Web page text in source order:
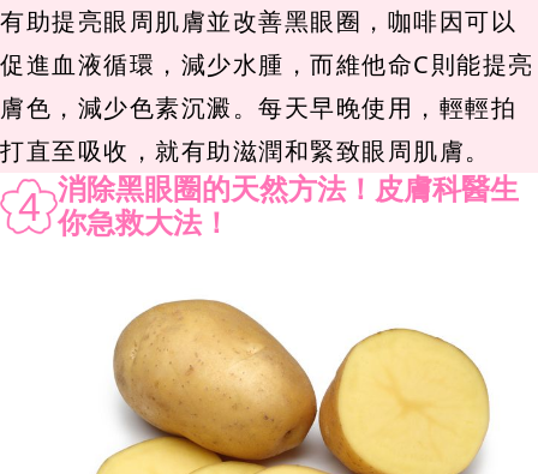
有助提亮眼周肌膚並改善黑眼圈，咖啡因可以
促進血液循環，減少水腫，而維他命C則能提亮
膚色，減少色素沉澱。每天早晚使用，輕輕拍
打直至吸收，就有助滋潤和緊致眼周肌膚。
4 消除黑眼圈的天然方法！皮膚科醫生
你急救大法！